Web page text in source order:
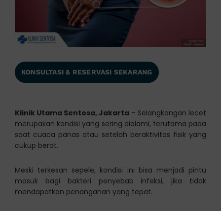
KONSULTASI & RESERVASI SEKARANG
Klinik Utama Sentosa, Jakarta – Selangkangan lecet
merupakan kondisi yang sering dialami, terutama pada
saat cuaca panas atau setelah beraktivitas fisik yang
cukup berat.
Meski terkesan sepele, kondisi ini bisa menjadi pintu
masuk bagi bakteri penyebab infeksi, jika tidak
mendapatkan penanganan yang tepat.